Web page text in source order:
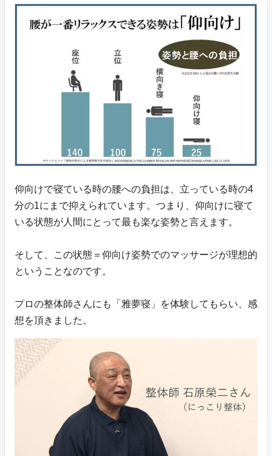
仰向けで寝ている時の腰への負担は、立っている時の4
分の1にまで抑えられています。つまり、仰向けに寝て
いる状態が人間にとって最も楽な姿勢と言えます。
そして、この状態＝仰向け姿勢でのマッサージが理想的
ということなのです。
プロの整体師さんにも「雅夢寝」を体験してもらい、感
想を頂きました。